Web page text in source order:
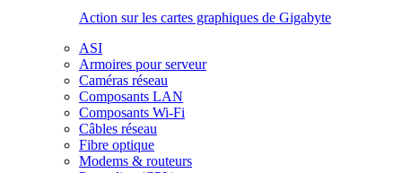
Action sur les cartes graphiques de Gigabyte
ASI
Armoires pour serveur
Caméras réseau
Composants LAN
Composants Wi-Fi
Câbles réseau
Fibre optique
Modems & routeurs